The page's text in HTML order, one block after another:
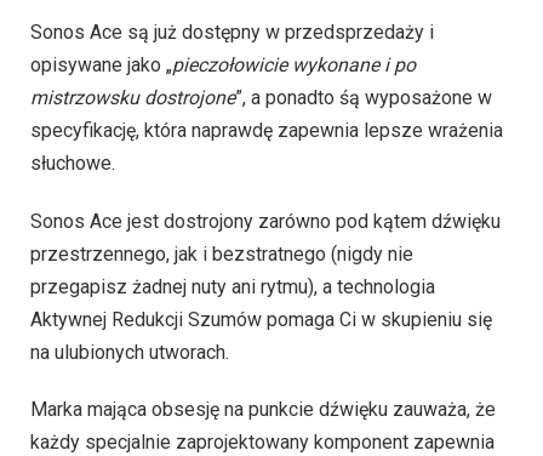
Sonos Ace są już dostępny w przedsprzedaży i
opisywane jako „pieczołowicie wykonane i po
mistrzowsku dostrojone”, a ponadto śą wyposażone w
specyfikację, która naprawdę zapewnia lepsze wrażenia
słuchowe.
Sonos Ace jest dostrojony zarówno pod kątem dźwięku
przestrzennego, jak i bezstratnego (nigdy nie
przegapisz żadnej nuty ani rytmu), a technologia
Aktywnej Redukcji Szumów pomaga Ci w skupieniu się
na ulubionych utworach.
Marka mająca obsesję na punkcie dźwięku zauważa, że ​​
każdy specjalnie zaprojektowany komponent zapewnia